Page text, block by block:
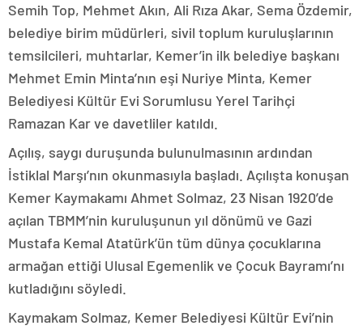
Semih Top, Mehmet Akın, Ali Rıza Akar, Sema Özdemir,
belediye birim müdürleri, sivil toplum kuruluşlarının
temsilcileri, muhtarlar, Kemer’in ilk belediye başkanı
Mehmet Emin Minta’nın eşi Nuriye Minta, Kemer
Belediyesi Kültür Evi Sorumlusu Yerel Tarihçi
Ramazan Kar ve davetliler katıldı.
Açılış, saygı duruşunda bulunulmasının ardından
İstiklal Marşı’nın okunmasıyla başladı. Açılışta konuşan
Kemer Kaymakamı Ahmet Solmaz, 23 Nisan 1920’de
açılan TBMM’nin kuruluşunun yıl dönümü ve Gazi
Mustafa Kemal Atatürk’ün tüm dünya çocuklarına
armağan ettiği Ulusal Egemenlik ve Çocuk Bayramı’nı
kutladığını söyledi.
Kaymakam Solmaz, Kemer Belediyesi Kültür Evi’nin